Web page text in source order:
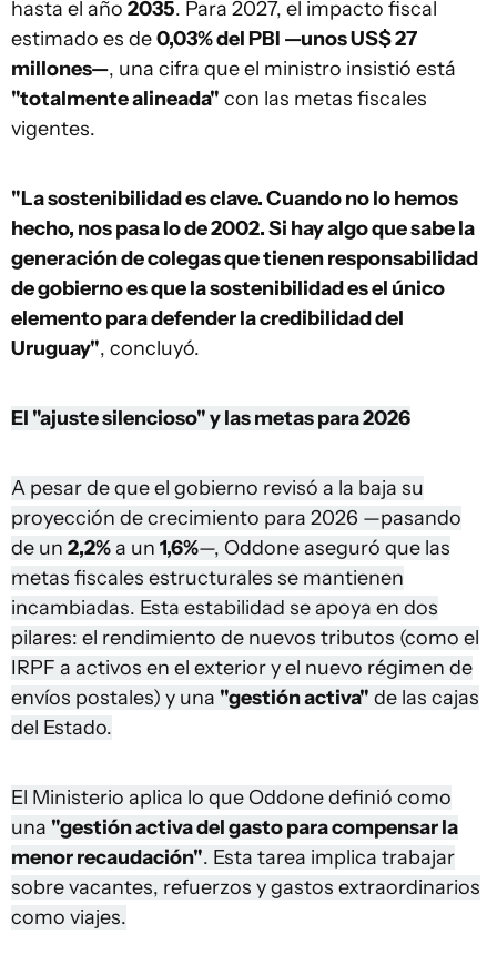
hasta el año 2035. Para 2027, el impacto fiscal
estimado es de0,03% del PBI —unos US$ 27
millones—, una cifra que el ministro insistió está
"totalmente alineada" con las metas fiscales
vigentes.
"La sostenibilidad es clave. Cuando no lo hemos
hecho, nos pasa lo de 2002. Si hay algo que sabe la
generación de colegas que tienen responsabilidad
de gobierno es que la sostenibilidad es el único
elemento para defender la credibilidad del
Uruguay", concluyó.
El "ajuste silencioso" y las metas para 2026
A pesar de que el gobierno revisó a la baja su
proyección de crecimiento para 2026 —pasando
de un 2,2%a un 1,6%—, Oddone aseguró que las
metas fiscales estructurales se mantienen
incambiadas. Esta estabilidad se apoya en dos
pilares: el rendimiento de nuevos tributos (como el
IRPF a activos en el exterior y el nuevo régimen de
envíos postales) y una "gestión activa" de las cajas
del Estado.
El Ministerio aplica lo que Oddone definió como
una "gestión activa del gasto para compensar la
menor recaudación". Esta tarea implica trabajar
sobre vacantes, refuerzos y gastos extraordinarios
como viajes.